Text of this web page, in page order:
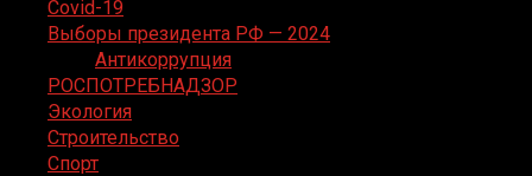
Covid-19
Выборы президента РФ — 2024
Антикоррупция
РОСПОТРЕБНАДЗОР
Экология
Строительство
Спорт